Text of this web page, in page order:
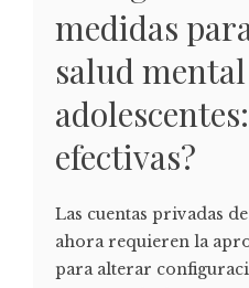
medidas
salud
efectivas?
Las cuentas privadas
ahora requieren la
para alterar